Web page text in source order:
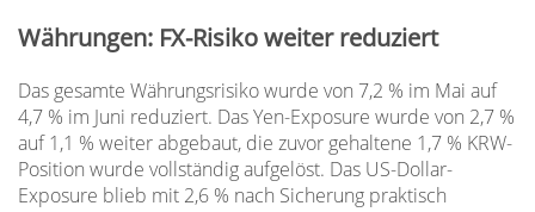
Währungen: FX-Risiko weiter reduziert
Das gesamte Währungsrisiko wurde von 7,2 % im Mai auf
4,7 % im Juni reduziert. Das Yen-Exposure wurde von 2,7 %
auf 1,1 % weiter abgebaut, die zuvor gehaltene 1,7 % KRW-
Position wurde vollständig aufgelöst. Das US-Dollar-
Exposure blieb mit 2,6 % nach Sicherung praktisch